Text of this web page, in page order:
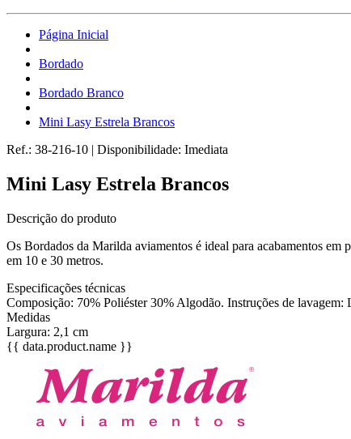
Página Inicial
Bordado
Bordado Branco
Mini Lasy Estrela Brancos
Ref.: 38-216-10 | Disponibilidade: Imediata
Mini Lasy Estrela Brancos
Descrição do produto
Os Bordados da Marilda aviamentos é ideal para acabamentos
em 10 e 30 metros.
Especificações técnicas
Composição: 70% Poliéster 30% Algodão. Instruções de lavagem:
Medidas
Largura: 2,1 cm
{{ data.product.name }}